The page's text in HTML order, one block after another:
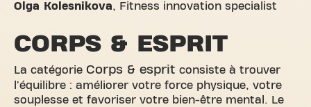
Olga Kolesnikova, Fitness innovation specialist
CORPS & ESPRIT
La catégorie Corps & esprit consiste à trouver
l'équilibre : améliorer votre force physique, votre
souplesse et favoriser votre bien-être mental. Le